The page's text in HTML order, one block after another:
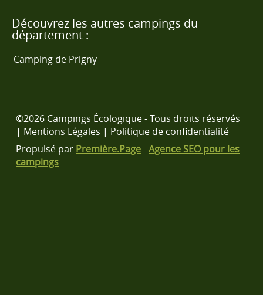
Découvrez les autres campings du
département :
Camping de Prigny
©2026 Campings Écologique - Tous droits réservés
| Mentions Légales | Politique de confidentialité
Propulsé par Première.Page-Agence SEO pour les
campings